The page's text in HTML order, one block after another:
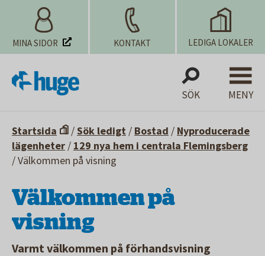
MINA SIDOR KONTAKT LEDIGA LOKALER
SÖK MENY
Startsida /Sök ledigt / Bostad / Nyproducerade
lägenheter / 129 nya hem i centrala Flemingsberg
/Välkommen på visning
Välkommen på
visning
Varmt välkommen på förhandsvisning